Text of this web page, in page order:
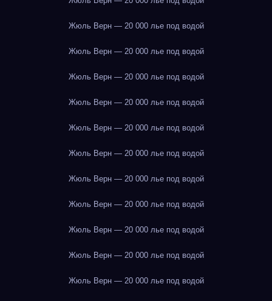
Жюль Верн — 20 000 лье под водой
Жюль Верн — 20 000 лье под водой
Жюль Верн — 20 000 лье под водой
Жюль Верн — 20 000 лье под водой
Жюль Верн — 20 000 лье под водой
Жюль Верн — 20 000 лье под водой
Жюль Верн — 20 000 лье под водой
Жюль Верн — 20 000 лье под водой
Жюль Верн — 20 000 лье под водой
Жюль Верн — 20 000 лье под водой
Жюль Верн — 20 000 лье под водой